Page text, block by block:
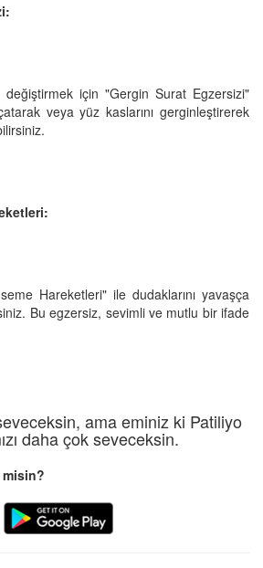
için "Gergin Surat Egzersizi"
veya yüz kaslarını gerginleştirerek
Hareketleri" ile dudaklarını yavaşça
Bu egzersiz, sevimli ve mutlu bir ifade
ama eminiz ki Patiliyo
daha çok seveceksin.